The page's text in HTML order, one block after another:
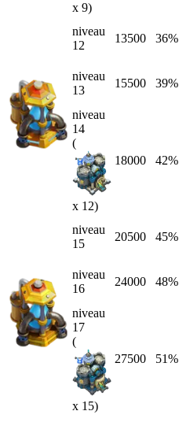
x 9)
niveau
12
13500 36%
niveau
13
15500 39%
niveau
14
(
x 12)
18000 42%
niveau
15
20500 45%
niveau
16
24000 48%
niveau
17
(
x 15)
27500 51%